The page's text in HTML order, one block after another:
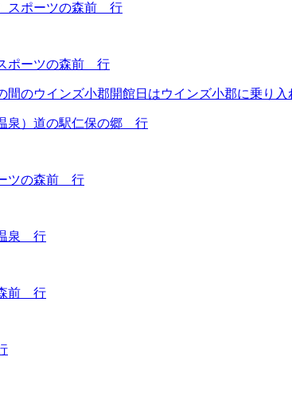
スポーツの森前 行
ポーツの森前 行
間のウインズ小郡開館日はウインズ小郡に乗り入
泉）道の駅仁保の郷 行
ツの森前 行
泉 行
前 行